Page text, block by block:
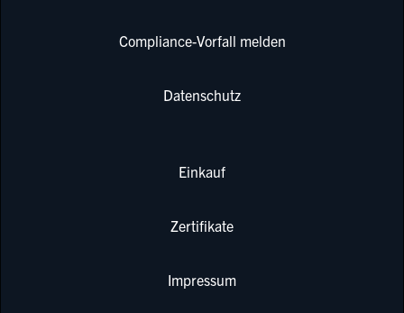
Compliance-Vorfall melden
Datenschutz
Einkauf
Zertifikate
Impressum